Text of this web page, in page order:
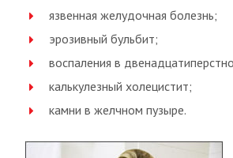
язвенная желудочная болезнь;
эрозивный бульбит;
воспаления в
калькулезный холецистит;
камни в желчном пузыре.